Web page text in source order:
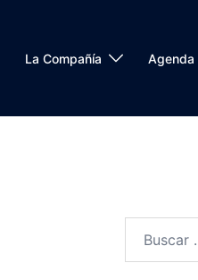
La Compañía Agenda